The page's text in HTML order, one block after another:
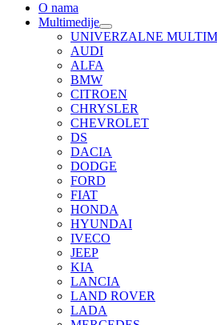
O nama
Multimedije
UNIVERZALNE
AUDI
ALFA
BMW
CITROEN
CHRYSLER
CHEVROLET
DS
DACIA
DODGE
FORD
FIAT
HONDA
HYUNDAI
IVECO
JEEP
KIA
LANCIA
LAND ROVER
LADA